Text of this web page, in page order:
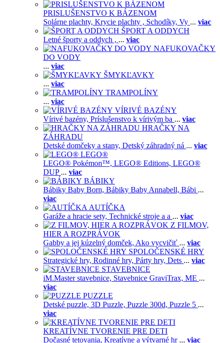
PRISLUŠENSTVO K BÁZENOM
Solárne plachty, Krycie plachty , Schodíky, Vy ... viac
ŠPORT A ODDYCH
Letné športy a oddych , ... viac
NAFUKOVAČKY
DO VODY
... viac
ŠMYKĽAVKY
... viac
TRAMPOLÍNY
... viac
VÍRIVÉ BAZÉNY
Vírivé bazény, Príslušenstvo k vírivým ba ... viac
HRAČKY NA
ZÁHRADU
Detské domčeky a stany, Detský záhradný ná ... viac
LEGO®
LEGO® Pokémon™, LEGO® Editions, LEGO®
DUP ... viac
BÁBIKY
Bábiky Baby Born, Bábiky Baby Annabell, Bábi ...
viac
AUTÍČKA
Garáže a hracie sety, Technické stroje a a ... viac
Z FILMOV,
HIER A ROZPRÁVOK
Gabby a jej kúzelný domček, Ako vycvičiť ... viac
SPOLOČENSKÉ HRY
Strategické hry, Rodinné hry, Párty hry, Dets ... viac
STAVEBNICE
iM.Master stavebnice, Stavebnice GraviTrax, ME ...
viac
PUZZLE
Detské puzzle, 3D Puzzle, Puzzle 300d, Puzzle 5 ...
viac
KREATÍVNE TVORENIE PRE DETI
Dočasné tetovania, Kreatívne a výtvarné hr ... viac